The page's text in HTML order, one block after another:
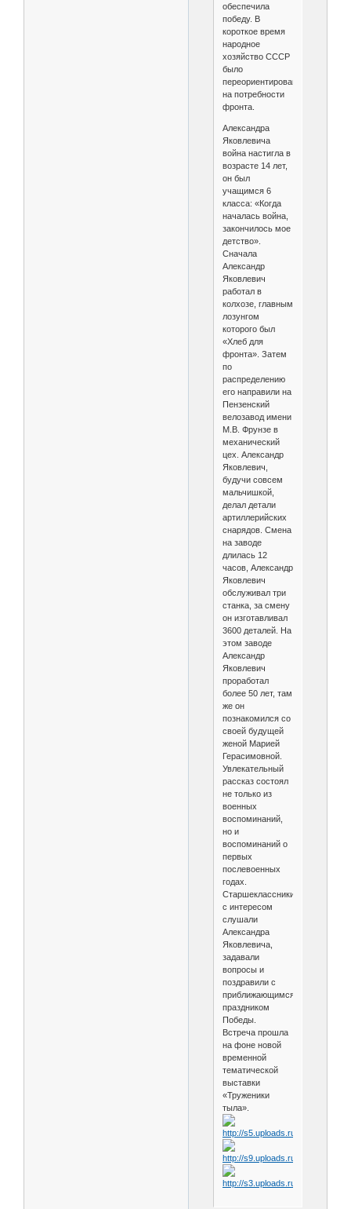
обеспечила
победу. В
короткое время
народное
хозяйство СССР
было
переориентировано
на потребности
фронта.
Александра
Яковлевича
война настигла в
возрасте 14 лет,
он был
учащимся 6
класса: «Когда
началась война,
закончилось мое
детство».
Сначала
Александр
Яковлевич
работал в
колхозе, главным
лозунгом
которого был
«Хлеб для
фронта». Затем
по
распределению
его направили на
Пензенский
велозавод имени
М.В. Фрунзе в
механический
цех. Александр
Яковлевич,
будучи совсем
мальчишкой,
делал детали
артиллерийских
снарядов. Смена
на заводе
длилась 12
часов, Александр
Яковлевич
обслуживал три
станка, за смену
он изготавливал
3600 деталей. На
этом заводе
Александр
Яковлевич
проработал
более 50 лет, там
же он
познакомился со
своей будущей
женой Марией
Герасимовной.
Увлекательный
рассказ состоял
не только из
военных
воспоминаний,
но и
воспоминаний о
первых
послевоенных
годах.
Старшеклассники
с интересом
слушали
Александра
Яковлевича,
задавали
вопросы и
поздравили с
приближающимся
праздником
Победы.
Встреча прошла
на фоне новой
временной
тематической
выставки
«Труженики
тыла».